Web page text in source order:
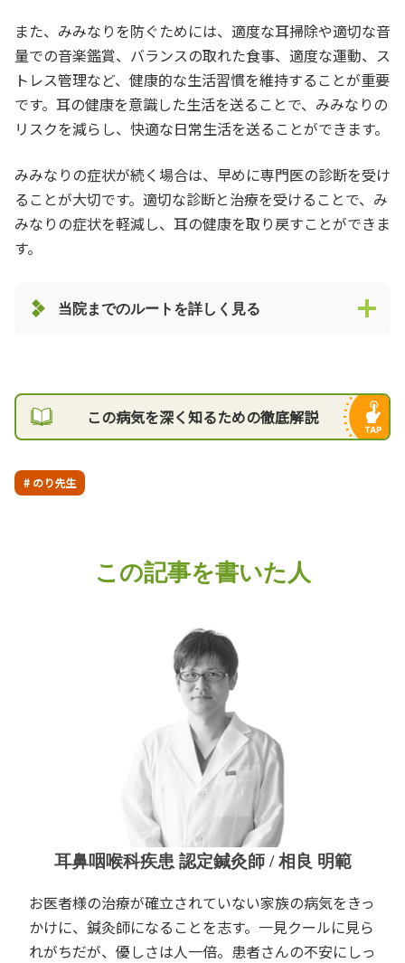
また、みみなりを防ぐためには、適度な耳掃除や適切な音
量での音楽鑑賞、バランスの取れた食事、適度な運動、ス
トレス管理など、健康的な生活習慣を維持することが重要
です。耳の健康を意識した生活を送ることで、みみなりの
リスクを減らし、快適な日常生活を送ることができます。
みみなりの症状が続く場合は、早めに専門医の診断を受け
ることが大切です。適切な診断と治療を受けることで、み
みなりの症状を軽減し、耳の健康を取り戻すことができま
す。
当院までのルートを詳しく見る
この病気を深く知るための徹底解説
# のり先生
この記事を書いた人
耳鼻咽喉科疾患 認定鍼灸師 / 相良 明範
お医者様の治療が確立されていない家族の病気をきっ
かけに、鍼灸師になることを志す。一見クールに見ら
れがちだが、優しさは人一倍。患者さんの不安にしっ